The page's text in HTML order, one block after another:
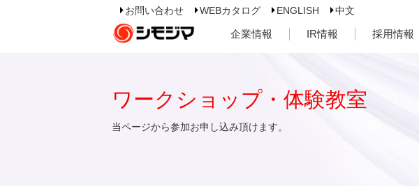
お問い合わせ WEBカタログ ENGLISH 中文
企業情報 IR情報 採用情報
ワークショップ・体験教室
当ページから参加お申し込み頂けます。